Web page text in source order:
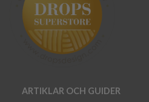
ARTIKLAR OCH GUIDER